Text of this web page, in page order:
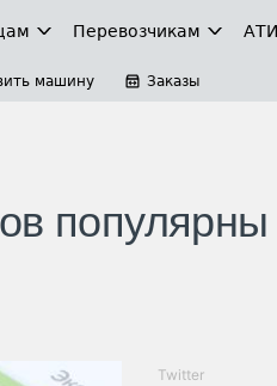
Перевозчикам
машину Заказы
популярны
Twitter